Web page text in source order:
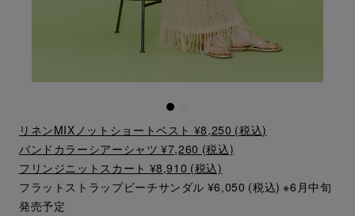
リネンMIXノットショートベスト ¥8,250 (税込)
バンドカラーシアーシャツ ¥7,260 (税込)
フリンジニットスカート ¥8,910 (税込)
フラットストラップビーチサンダル ¥6,050 (税込) ※6月中旬
発売予定